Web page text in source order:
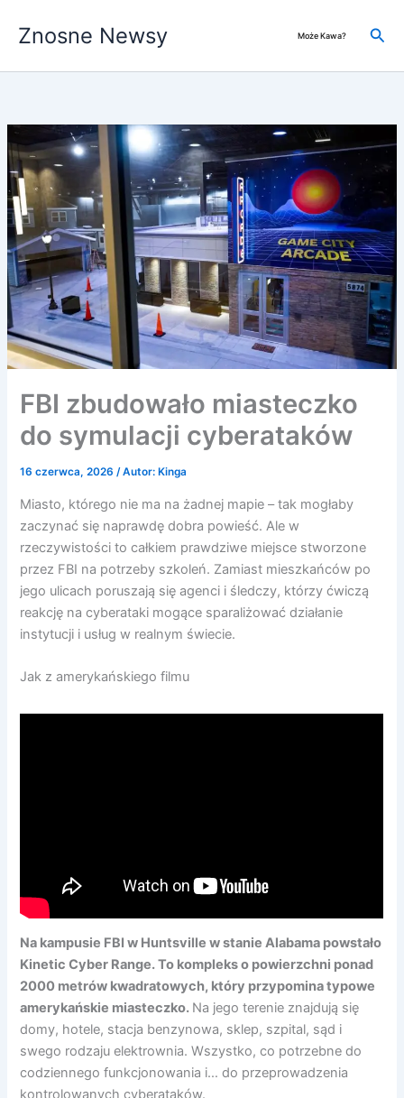
Znosne Newsy Może Kawa?
FBI zbudowało miasteczko
do symulacji cyberataków
16 czerwca, 2026/ Autor: Kinga
Miasto, którego nie ma na żadnej mapie – tak mogłaby
zaczynać się naprawdę dobra powieść. Ale w
rzeczywistości to całkiem prawdziwe miejsce stworzone
przez FBI na potrzeby szkoleń. Zamiast mieszkańców po
jego ulicach poruszają się agenci i śledczy, którzy ćwiczą
reakcję na cyberataki mogące sparaliżować działanie
instytucji i usług w realnym świecie.
Jak z amerykańskiego filmu
Na kampusie FBI w Huntsville w stanie Alabama powstało
Kinetic Cyber Range. To kompleks o powierzchni ponad
2000 metrów kwadratowych, który przypomina typowe
amerykańskie miasteczko. Na jego terenie znajdują się
domy, hotele, stacja benzynowa, sklep, szpital, sąd i
swego rodzaju elektrownia. Wszystko, co potrzebne do
codziennego funkcjonowania i… do przeprowadzenia
kontrolowanych cyberataków.